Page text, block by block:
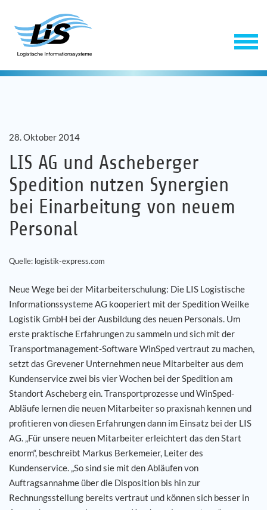
Software
Service
Unternehmen
Karriere
Referenzen
News
Kontakt
DE
28. Oktober 2014
LIS AG und Ascheberger
Spedition nutzen Synergien
bei Einarbeitung von neuem
Personal
Quelle: logistik-express.com
Neue Wege bei der Mitarbeiterschulung: Die LIS Logistische
Informationssysteme AG kooperiert mit der Spedition Weilke
Logistik GmbH bei der Ausbildung des neuen Personals. Um
erste praktische Erfahrungen zu sammeln und sich mit der
Transportmanagement-Software WinSped vertraut zu machen,
setzt das Grevener Unternehmen neue Mitarbeiter aus dem
Kundenservice zwei bis vier Wochen bei der Spedition am
Standort Ascheberg ein. Transportprozesse und WinSped-
Abläufe lernen die neuen Mitarbeiter so praxisnah kennen und
profitieren von diesen Erfahrungen dann im Einsatz bei der LIS
AG. „Für unsere neuen Mitarbeiter erleichtert das den Start
enorm“, beschreibt Markus Berkemeier, Leiter des
Kundenservice. „So sind sie mit den Abläufen von
Auftragsannahme über die Disposition bis hin zur
Rechnungsstellung bereits vertraut und können sich besser in